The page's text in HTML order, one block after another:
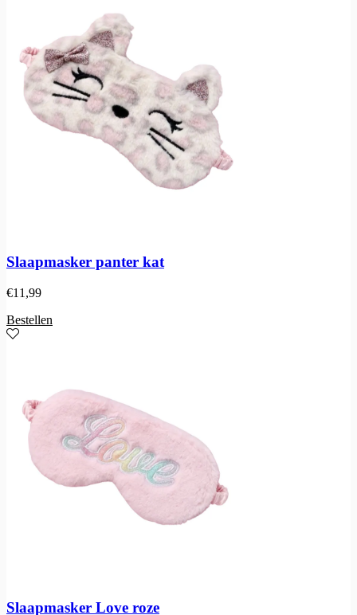
Slaapmasker panter kat
€11,99
Bestellen
Slaapmasker Love roze